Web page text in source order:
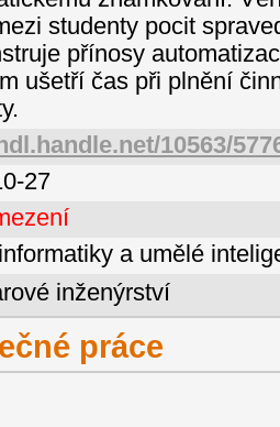
studenty pocit
přínosy
ušetří čas při plnění
10563/
27
a umělé
inženýrství
práce